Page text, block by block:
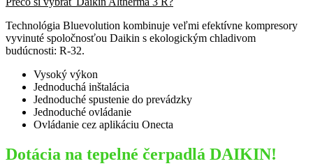
Technológia Bluevolution kombinuje veľmi efektívne kompresory
vyvinuté spoločnosťou Daikin s ekologickým chladivom
budúcnosti: R-32.
Vysoký výkon
Jednoduchá inštalácia
Jednoduché spustenie do prevádzky
Jednoduché ovládanie
Ovládanie cez aplikáciu Onecta
Dotácia na tepelné čerpadlá DAIKIN!